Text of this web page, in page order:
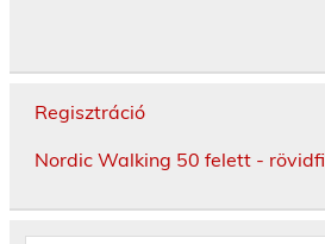
Regisztráció
Nordic Walking 50 felett -